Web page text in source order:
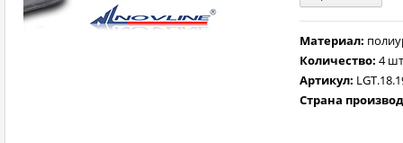
Материал:
Количество:4
Артикул:
Страна